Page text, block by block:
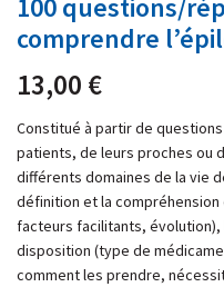
100 questions/
comprendre
13,00 €
Constitué à partir de
patients, de leurs proches ou
différents domaines de la vie
définition et la compréhension
facteurs facilitants,
disposition (type de
comment les prendre,